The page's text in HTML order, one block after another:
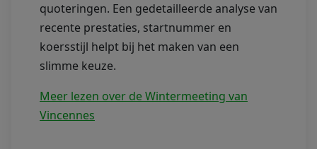
quoteringen. Een gedetailleerde analyse van
recente prestaties, startnummer en
koersstijl helpt bij het maken van een
slimme keuze.
Meer lezen over de Wintermeeting van
Vincennes